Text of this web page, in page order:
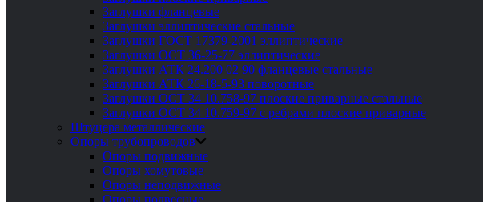
Заглушки фланцевые
Заглушки эллиптические стальные
Заглушки ГОСТ 17379-2001 эллиптические
Заглушки ОСТ 36-25-77 эллиптические
Заглушки АТК 24.200 02 90 фланцевые стальные
Заглушки АТК 26-18-5-93 поворотные
Заглушки ОСТ 34 10.758-97 плоские приварные стальные
Заглушки ОСТ 34 10.759-97 с ребрами плоские приварные
Штуцера металлические
Опоры трубопроводов
Опоры подвижные
Опоры хомутовые
Опоры неподвижные
Опоры подвесные